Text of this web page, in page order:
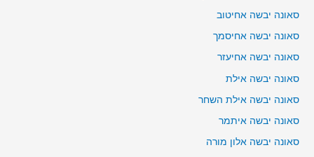
סאונה יבשה אחיטוב
סאונה יבשה אחיסמך
סאונה יבשה אחיעזר
סאונה יבשה אילת
סאונה יבשה אילת השחר
סאונה יבשה איתמר
סאונה יבשה אלון מורה